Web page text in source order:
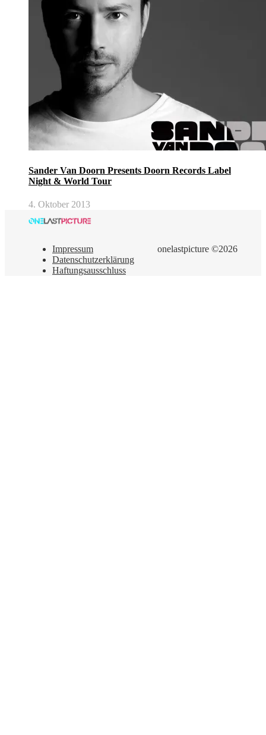
Sander Van Doorn Presents Doorn Records Label
Night & World Tour
4. Oktober 2013
onelastpicture ©2026
Impressum
Datenschutzerklärung
Haftungsausschluss